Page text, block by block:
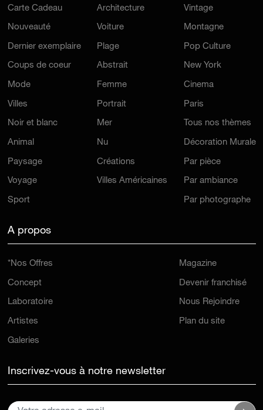
Carte Cadeau
Nouveauté
Dernier exemplaire
Coups de coeur
Mode
Villes
Noir et blanc
Animal
Paysage
Voyage
Sport
Architecture
Voiture
Plage
Abstrait
Femme
Portrait
Mer
Nu
Créations
Villes Américaines
Vintage
Montagne
Pop Culture
New York
Cinema
Paris
Tous nos thèmes
Décoration Murale
Par pièce
Par ambiance
Par photographe
A propos
*Nos Offres
Concept
Laboratoire
Artistes
Galeries
Magazine
Devenir franchisé
Nous Rejoindre
Plan du site
Inscrivez-vous à notre newsletter